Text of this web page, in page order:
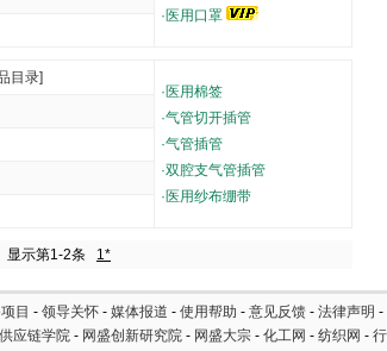
· 医用口罩
目录]
· 医用棉签
·气管切开插管
·气管插管
·双腔支气管插管
· 医用纱布绷带
显示第1-2条 1*
目 - 领导关怀 - 媒体报道 - 使用帮助 - 意见反馈 - 法律声明 -
应链学院 - 网盛创新研究院 - 网盛大宗 - 化工网 - 纺织网 -